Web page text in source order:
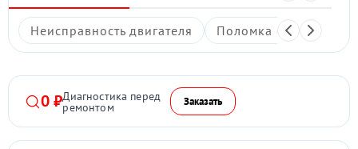
Неисправность двигателя Поломка системы
0 ₽Диагностика перед
ремонтом Заказать